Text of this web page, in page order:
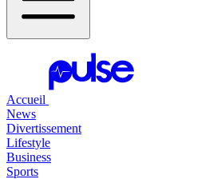
Accueil
News
Divertissement
Lifestyle
Business
Sports